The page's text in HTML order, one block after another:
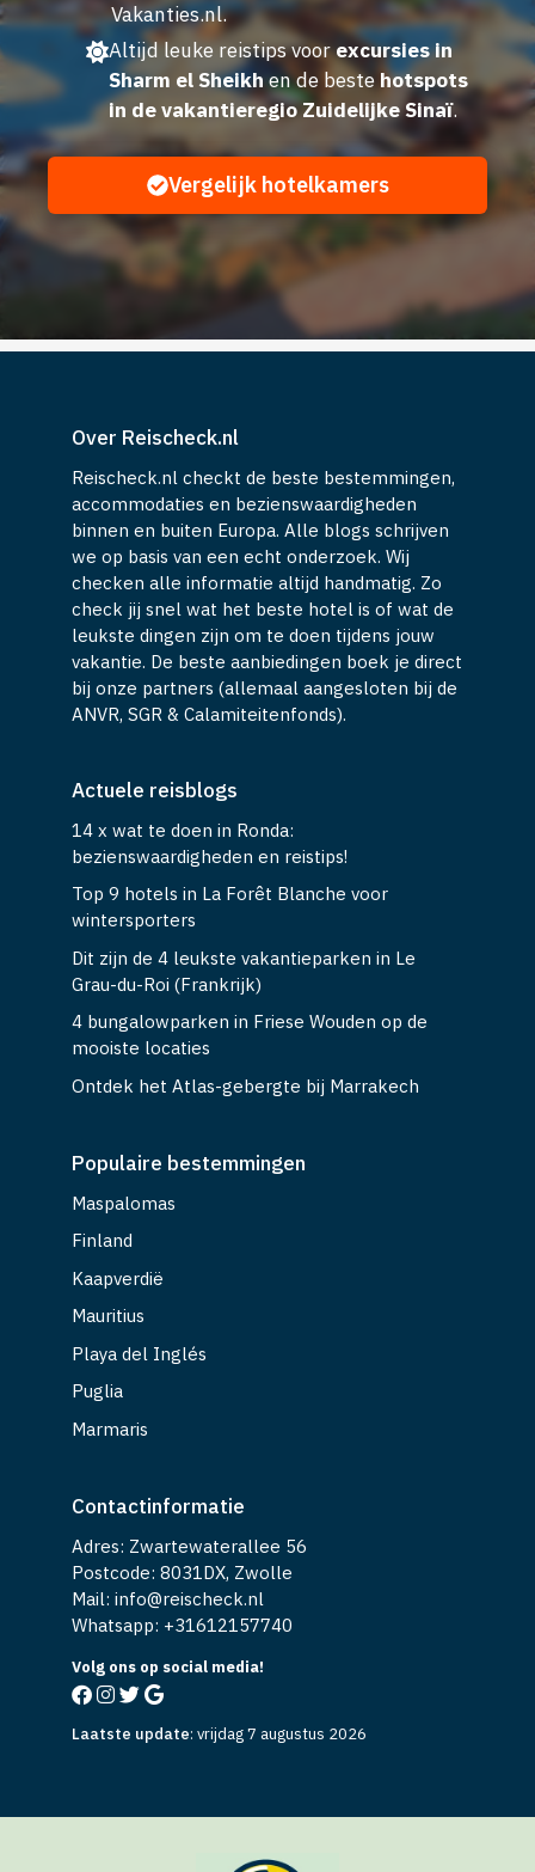
Vakanties.nl.
Altijd leuke reistips voorexcursies in
Sharm el Sheikh en de beste hotspots
in de vakantieregio Zuidelijke Sinaï.
Vergelijk hotelkamers
Over Reischeck.nl
Reischeck.nl checkt de beste bestemmingen,
accommodaties en bezienswaardigheden
binnen en buiten Europa. Alle blogs schrijven
we op basis van een echt onderzoek. Wij
checken alle informatie altijd handmatig. Zo
check jij snel wat het beste hotel is of wat de
leukste dingen zijn om te doen tijdens jouw
vakantie. De beste aanbiedingen boek je direct
bij onze partners (allemaal aangesloten bij de
ANVR, SGR & Calamiteitenfonds).
Actuele reisblogs
14 x wat te doen in Ronda:
bezienswaardigheden en reistips!
Top 9 hotels in La Forêt Blanche voor
wintersporters
Dit zijn de 4 leukste vakantieparken in Le
Grau-du-Roi (Frankrijk)
4 bungalowparken in Friese Wouden op de
mooiste locaties
Ontdek het Atlas-gebergte bij Marrakech
Populaire bestemmingen
Maspalomas
Finland
Kaapverdië
Mauritius
Playa del Inglés
Puglia
Marmaris
Contactinformatie
Adres: Zwartewaterallee 56
Postcode: 8031DX, Zwolle
Mail: info@reischeck.nl
Whatsapp: +31612157740
Volg ons op social media!
Laatste update: vrijdag 7 augustus 2026